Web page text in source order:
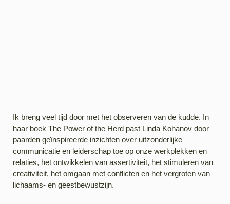
Ik breng veel tijd door met het observeren van de kudde. In
haar boek The Power of the Herd past Linda Kohanov door
paarden geïnspireerde inzichten over uitzonderlijke
communicatie en leiderschap toe op onze werkplekken en
relaties, het ontwikkelen van assertiviteit, het stimuleren van
creativiteit, het omgaan met conflicten en het vergroten van
lichaams- en geestbewustzijn.